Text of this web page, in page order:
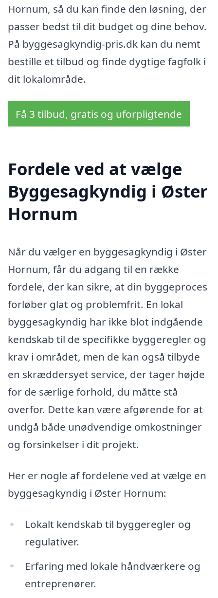
Hornum, så du kan finde den løsning, der
passer bedst til dit budget og dine behov.
På byggesagkyndig-pris.dk kan du nemt
bestille et tilbud og finde dygtige fagfolk i
dit lokalområde.
Få 3 tilbud, gratis og uforpligtende
Fordele ved at vælge
Byggesagkyndig i Øster
Hornum
Når du vælger en byggesagkyndig i Øster
Hornum, får du adgang til en række
fordele, der kan sikre, at din byggeproces
forløber glat og problemfrit. En lokal
byggesagkyndig har ikke blot indgående
kendskab til de specifikke byggeregler og
krav i området, men de kan også tilbyde
en skræddersyet service, der tager højde
for de særlige forhold, du måtte stå
overfor. Dette kan være afgørende for at
undgå både unødvendige omkostninger
og forsinkelser i dit projekt.
Her er nogle af fordelene ved at vælge en
byggesagkyndig i Øster Hornum:
Lokalt kendskab til byggeregler og
regulativer.
Erfaring med lokale håndværkere og
entreprenører.